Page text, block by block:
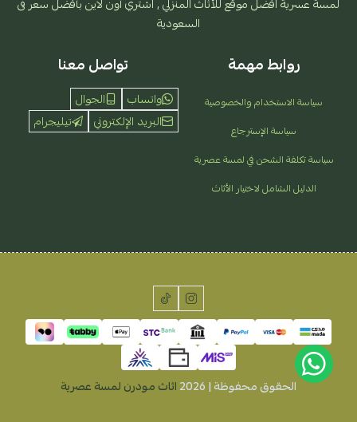
السعودية
روابط مهمة
سياسة الاستخدام والخصوصية
سياسة الإسترجاع
سياسة تكلفة الشحن في لمسة عصرية
الدليل الشامل لاختيار الأثاث
تواصل معنا
واتساب
الجوال
البريد الإلكتروني
تيليجرام
الحقوق محفوظة | 2026 اثاث مودرن لمسة عصرية